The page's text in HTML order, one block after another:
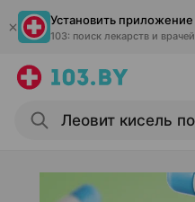
Установить приложение
103: поиск лекарств и врачей